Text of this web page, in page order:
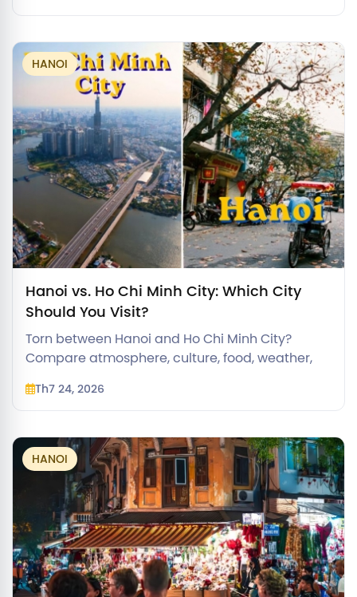
HANOI
Hanoi vs. Ho Chi Minh City: Which City
Should You Visit?
Torn between Hanoi and Ho Chi Minh City?
Compare atmosphere, culture, food, weather,
anchor for your Vietnam trip.
Th7 24, 2026
HANOI